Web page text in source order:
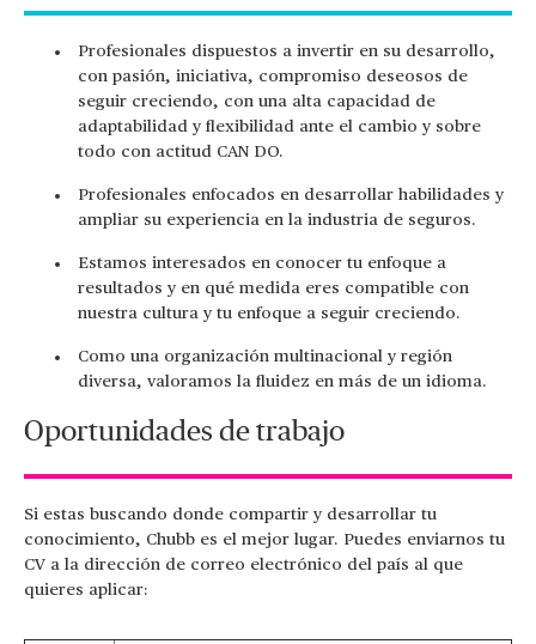
Profesionales dispuestos a invertir en su desarrollo,
con pasión, iniciativa, compromiso deseosos de
seguir creciendo, con una alta capacidad de
adaptabilidad y flexibilidad ante el cambio y sobre
todo con actitud CAN DO.
Profesionales enfocados en desarrollar habilidades y
ampliar su experiencia en la industria de seguros.
Estamos interesados en conocer tu enfoque a
resultados y en qué medida eres compatible con
nuestra cultura y tu enfoque a seguir creciendo.
Como una organización multinacional y región
diversa, valoramos la fluidez en más de un idioma.
Oportunidades de trabajo
Si estas buscando donde compartir y desarrollar tu
conocimiento, Chubb es el mejor lugar. Puedes enviarnos tu
CV a la dirección de correo electrónico del país al que
quieres aplicar: